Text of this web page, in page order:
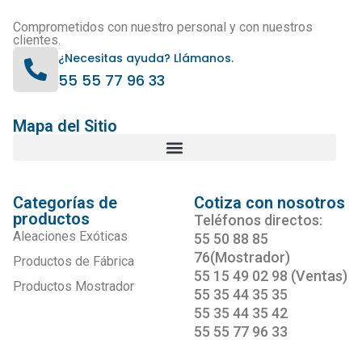
Comprometidos con nuestro personal y con nuestros
clientes.
¿Necesitas ayuda? Llámanos.
55 55 77 96 33
Mapa del Sitio
Categorías de
productos
Aleaciones Exóticas
Productos de Fábrica
Productos Mostrador
Cotiza con nosotros
Teléfonos directos:
55 50 88 85
76(Mostrador)
55 15 49 02 98 (Ventas)
55 35 44 35 35
55 35 44 35 42
55 55 77 96 33